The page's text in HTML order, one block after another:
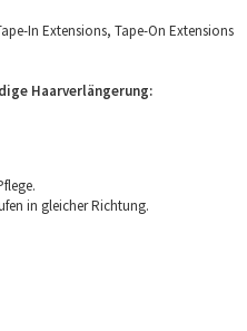
In Extensions, Tape-On Extensions
Haarverlängerung:
in gleicher Richtung.